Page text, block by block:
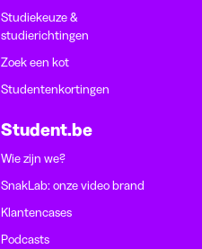
Studiekeuze &
studierichtingen
Zoek een kot
Studentenkortingen
Student.be
Wie zijn we?
SnakLab: onze video brand
Klantencases
Podcasts